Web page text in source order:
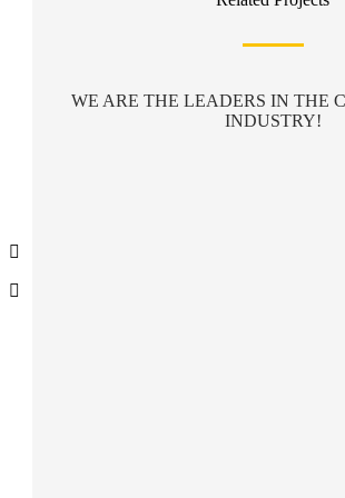
WE ARE THE LEADERS IN THE
INDUSTRY!

